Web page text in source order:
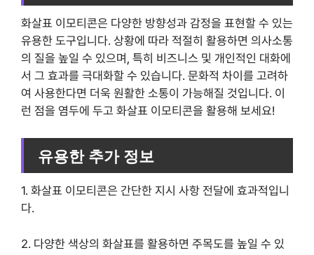
화살표 이모티콘은 다양한 방향성과 감정을 표현할 수 있는
유용한 도구입니다. 상황에 따라 적절히 활용하면 의사소통
의 질을 높일 수 있으며, 특히 비즈니스 및 개인적인 대화에
서 그 효과를 극대화할 수 있습니다. 문화적 차이를 고려하
여 사용한다면 더욱 원활한 소통이 가능해질 것입니다. 이
런 점을 염두에 두고 화살표 이모티콘을 활용해 보세요!
유용한 추가 정보
1. 화살표 이모티콘은 간단한 지시 사항 전달에 효과적입니
다.
2. 다양한 색상의 화살표를 활용하면 주목도를 높일 수 있